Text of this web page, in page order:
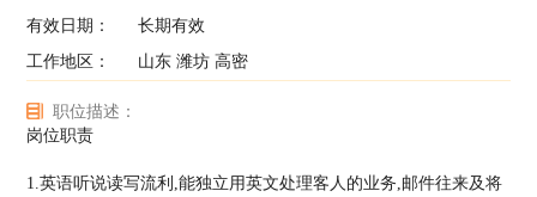
有效日期：
长期有效
工作地区：
山东 潍坊 高密
职位描述：
岗位职责
1.英语听说读写流利,能独立用英文处理客人的业务,邮件往来及将